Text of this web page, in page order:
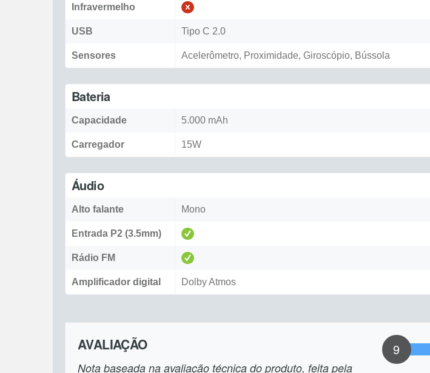
Infravermelho
USB Tipo C 2.0
Sensores Acelerômetro, Proximidade, Giroscópio, Bússola
Bateria
Capacidade 5.000 mAh
Carregador 15W
Áudio
Alto falante Mono
Entrada P2 (3.5mm)
Rádio FM
Amplificador digital Dolby Atmos
AVALIAÇÃO
Nota baseada na avaliação técnica do produto, feita pela
9